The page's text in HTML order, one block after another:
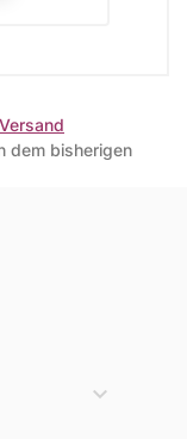
dem bisherigen
